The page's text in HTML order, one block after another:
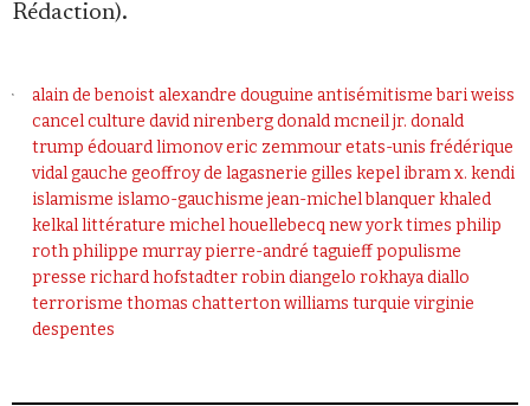
Rédaction).
alain de benoist alexandre douguine antisémitisme bari weiss
cancel culture david nirenbergdonald mcneil jr. donald
trump édouard limonoveric zemmouretats-unis frédérique
vidalgauche geoffroy de lagasnerie gilles kepel ibram x. kendi
islamisme islamo-gauchisme jean-michel blanquerkhaled
kelkallittérature michel houellebecq new york times philip
rothphilippe murraypierre-andré taguieffpopulisme
presse richard hofstadterrobin diangelo rokhaya diallo
terrorisme thomas chatterton williams turquie virginie
despentes